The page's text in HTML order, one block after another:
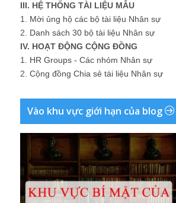
III. HỆ THỐNG TÀI LIỆU MẪU
1. Mời ủng hộ các bộ tài liệu Nhân sự
2. Danh sách 30 bộ tài liệu Nhân sự
IV. HOẠT ĐỘNG CỘNG ĐỒNG
1. HR Groups - Các nhóm Nhân sự
2. Cộng đồng Chia sẻ tài liệu Nhân sự
Vào khu vực giới hạn của blog